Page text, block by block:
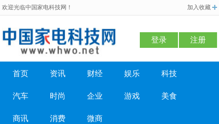
欢迎光临中国家电科技网！ 加入收藏
登录 注册
首页 资讯 财经 娱乐 科技
汽车 时尚 企业 游戏 美食
商讯 消费 微商